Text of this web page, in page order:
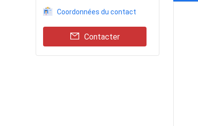
Coordonnées du contact
Contacter